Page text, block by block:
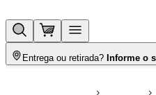
Entrega ou retirada? Informe o